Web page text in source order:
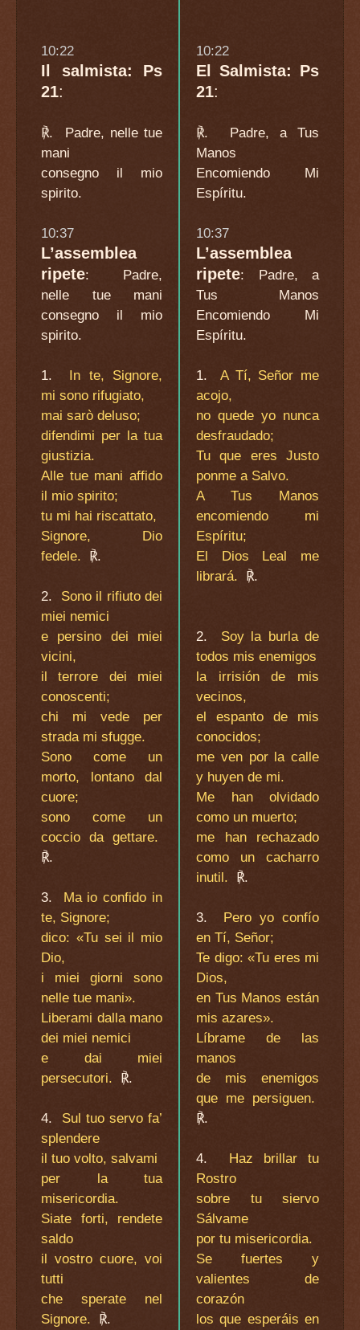
10:22
Il salmista: Ps
21:
℟.
Padre, nelle tue
mani
consegno il mio
spirito.
10:37
L’assemblea
ripete: Padre,
nelle tue mani
consegno il mio
spirito.
1.
In te, Signore,
mi sono rifugiato,
mai sarò deluso;
difendimi per la tua
giustizia.
Alle tue mani affido
il mio spirito;
tu mi hai riscattato,
Signore, Dio
fedele. ℟.
2.
Sono il rifiuto dei
miei nemici
e persino dei miei
vicini,
il terrore dei miei
conoscenti;
chi mi vede per
strada mi sfugge.
Sono come un
morto, lontano dal
cuore;
sono come un
coccio da gettare.
℟.
3.
Ma io confido in
te, Signore;
dico: «Tu sei il mio
Dio,
i miei giorni sono
nelle tue mani».
Liberami dalla mano
dei miei nemici
e dai miei
persecutori. ℟.
4.
Sul tuo servo fa’
splendere
il tuo volto, salvami
per la tua
misericordia.
Siate forti, rendete
saldo
il vostro cuore, voi
tutti
che sperate nel
Signore. ℟.
10:22
El Salmista: Ps
21:
℟.
Padre, a Tus
Manos
Encomiendo Mi
Espíritu.
10:37
L’assemblea
ripete: Padre, a
Tus Manos
Encomiendo Mi
Espíritu.
1.
A Tí, Señor me
acojo,
no quede yo nunca
desfraudado;
Tu que eres Justo
ponme a Salvo.
A Tus Manos
encomiendo mi
Espíritu;
El Dios Leal me
librará. ℟.
2.
Soy la burla de
todos mis enemigos
la irrisión de mis
vecinos,
el espanto de mis
conocidos;
me ven por la calle
y huyen de mi.
Me han olvidado
como un muerto;
me han rechazado
como un cacharro
inutil. ℟.
3.
Pero yo confío
en Tí, Señor;
Te digo: «Tu eres mi
Dios,
en Tus Manos están
mis azares».
Líbrame de las
manos
de mis enemigos
que me persiguen.
℟.
4.
Haz brillar tu
Rostro
sobre tu siervo
Sálvame
por tu misericordia.
Se fuertes y
valientes de
corazón
los que esperáis en